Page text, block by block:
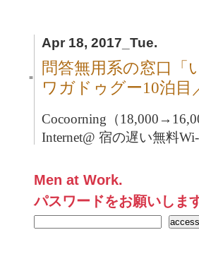
Apr 18, 2017_Tue.
■
問答無用系の窓口
ワガドゥグー10泊
Cocoorning（
Internet@ 宿の遅い無料
Men at Work.
パスワードをお願いしま